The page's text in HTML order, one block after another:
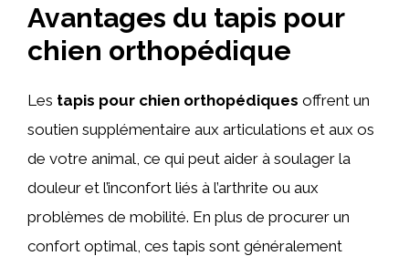
Avantages du tapis pour
chien orthopédique
Les tapis pour chien orthopédiques offrent un
soutien supplémentaire aux articulations et aux os
de votre animal, ce qui peut aider à soulager la
douleur et l’inconfort liés à l’arthrite ou aux
problèmes de mobilité. En plus de procurer un
confort optimal, ces tapis sont généralement